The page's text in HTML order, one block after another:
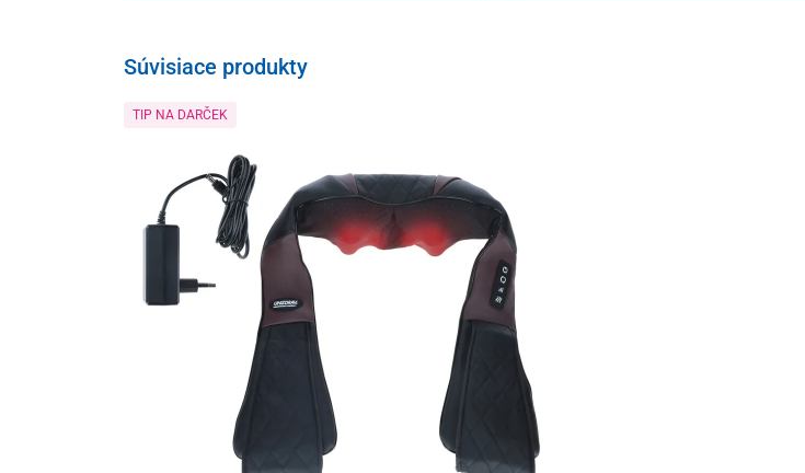
Súvisiace produkty
TIP NA DARČEK